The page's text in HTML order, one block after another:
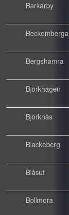
Barkarby
Beckomberga
Bergshamra
Björkhagen
Björknäs
Blackeberg
Blåsut
Bollmora